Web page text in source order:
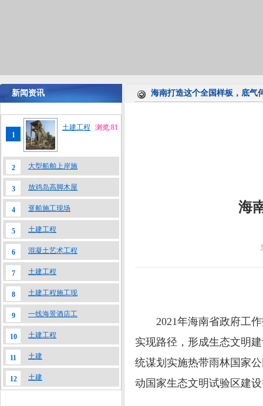
新闻资讯 海南打造这个全国样板，底气
1
土建工程 浏览:81
2 大型船舶上岸施
3 放鸡岛高脚木屋
4 趸船施工现场
5 土建工程
6 混凝土艺术工程
7 土建工程
8 土建工程施工现
9 一线海景酒店工
10 土建工程
11 土建
12 土建
海
2021年海南省政府工作
实现路径，形成生态文明
统谋划实施热带雨林国家
动国家生态文明试验区建